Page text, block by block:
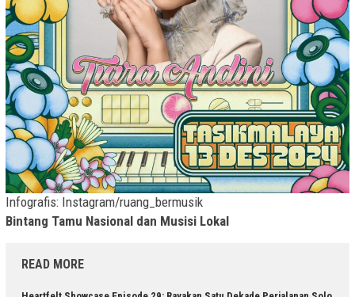
Infografis: Instagram/ruang_bermusik
Bintang Tamu Nasional dan Musisi Lokal
READ MORE